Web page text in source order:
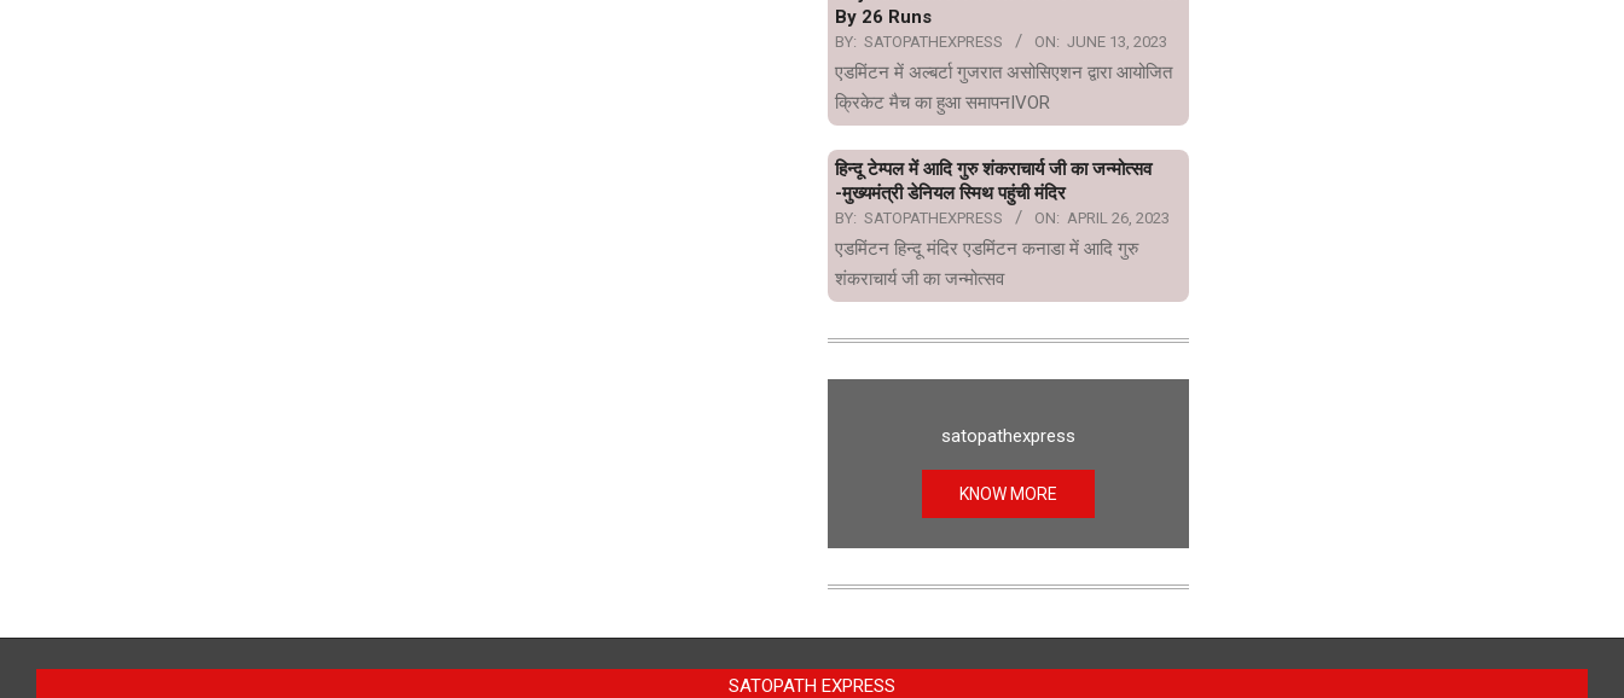
By 26 Runs
BY: SATOPATHEXPRESS ON: JUNE 13, 2023
एडमिंटन में अल्बर्टा गुजरात असोसिएशन द्वारा आयोजित
क्रिकेट मैच का हुआ समापनIVOR
हिन्दू टेम्पल में आदि गुरु शंकराचार्य जी का जन्मोत्सव
-मुख्यमंत्री डेनियल स्मिथ पहुंची मंदिर
BY: SATOPATHEXPRESS ON: APRIL 26, 2023
एडमिंटन हिन्दू मंदिर एडमिंटन कनाडा में आदि गुरु
शंकराचार्य जी का जन्मोत्सव
satopathexpress
KNOW MORE
SATOPATH EXPRESS